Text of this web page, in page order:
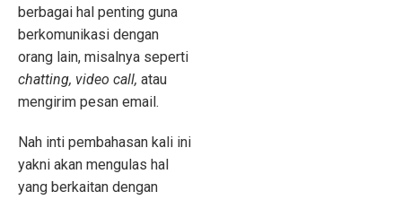
berbagai hal penting guna
berkomunikasi dengan
orang lain, misalnya seperti
chatting, video call, atau
mengirim pesan email.
Nah inti pembahasan kali ini
yakni akan mengulas hal
yang berkaitan dengan